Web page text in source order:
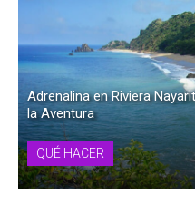
Adrenalina en Riviera
la Aventura
QUÉ HACER